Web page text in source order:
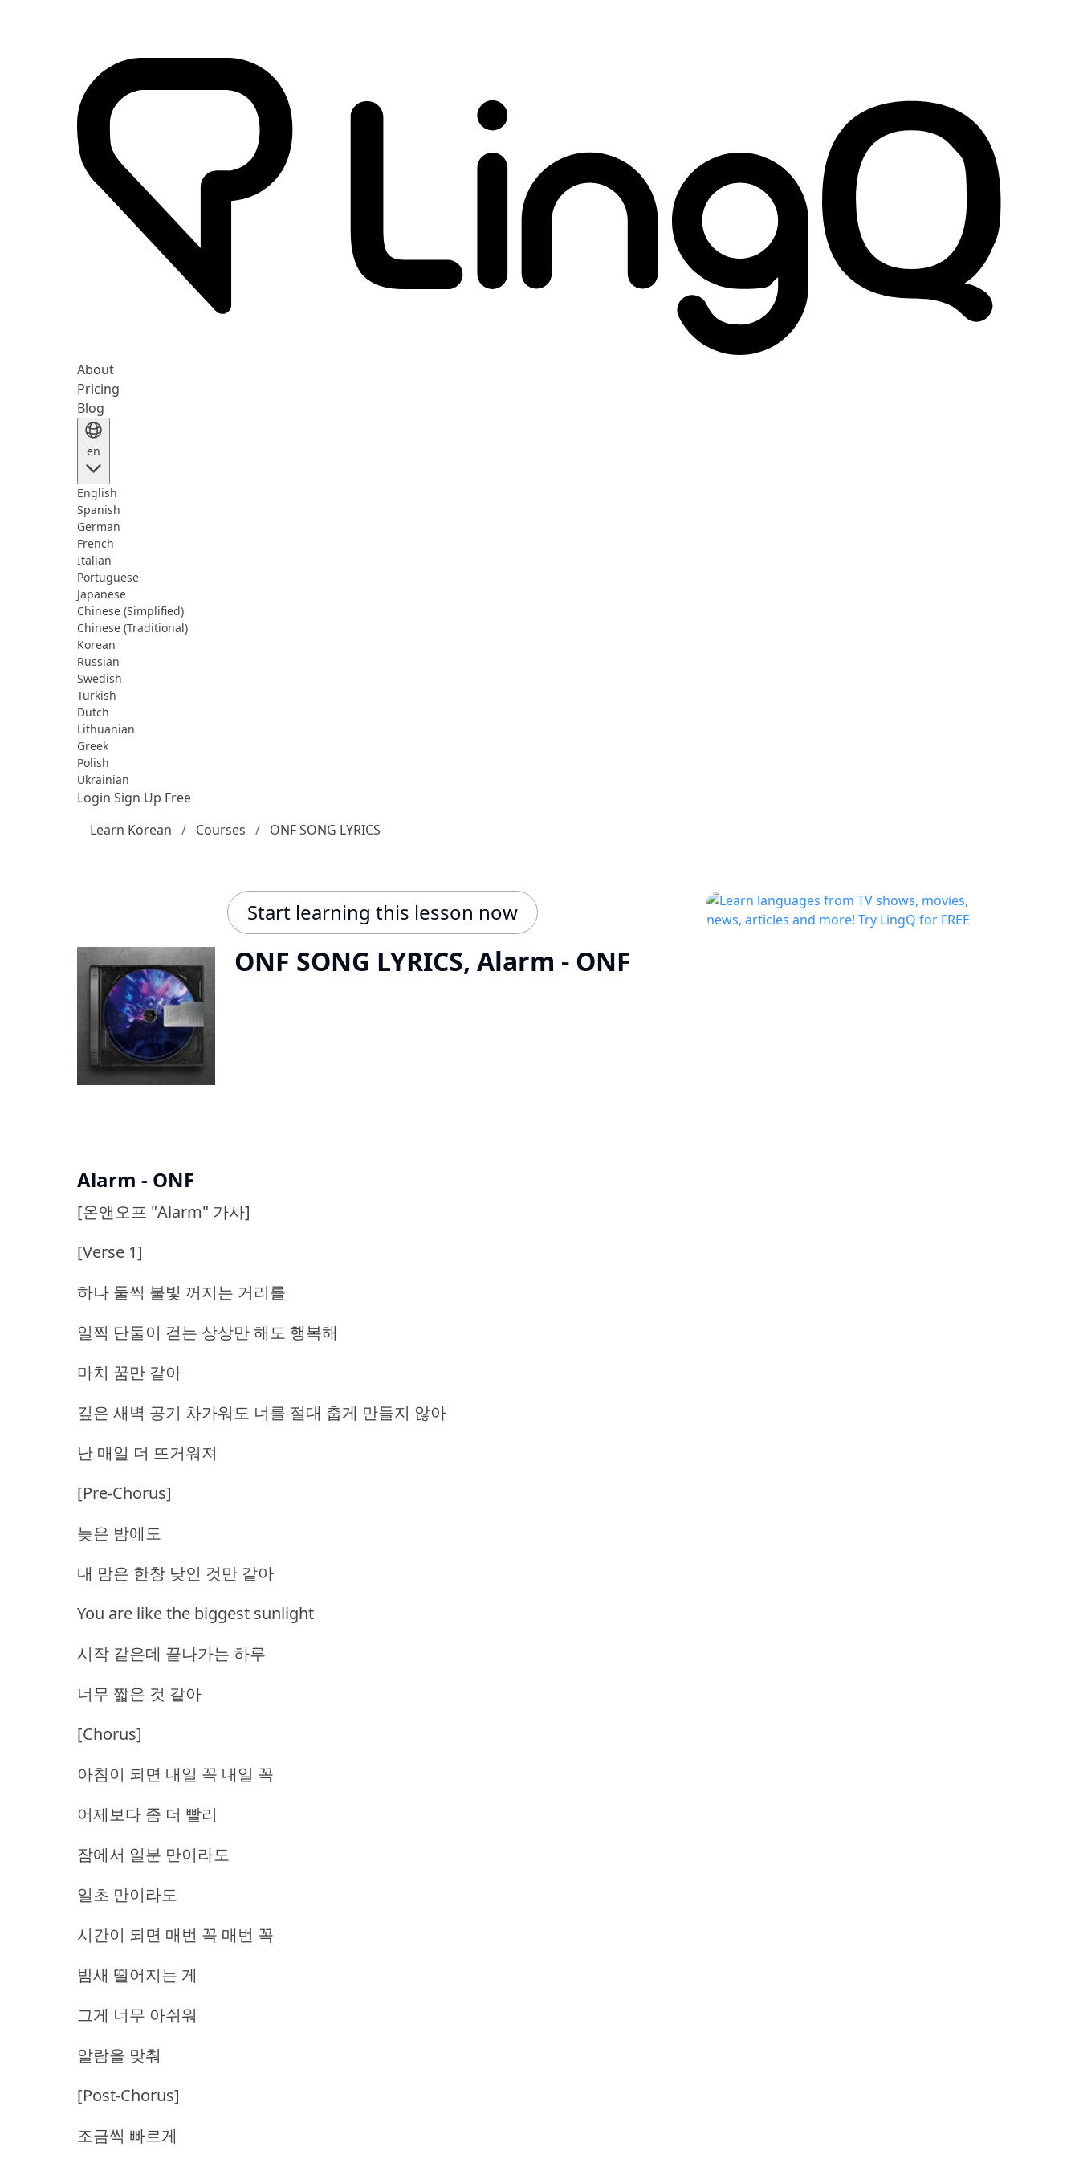
About
Pricing
Blog
en
English
Spanish
German
French
Italian
Portuguese
Japanese
Chinese (Simplified)
Chinese (Traditional)
Korean
Russian
Swedish
Turkish
Dutch
Lithuanian
Greek
Polish
Ukrainian
Login Sign Up Free
Learn Korean
Courses ONF SONG LYRICS
Start learning this lesson now
ONF SONG LYRICS, Alarm - ONF
Alarm - ONF
[온앤오프 "Alarm" 가사]
[Verse 1]
하나 둘씩 불빛 꺼지는 거리를
일찍 단둘이 걷는 상상만 해도 행복해
마치 꿈만 같아
깊은 새벽 공기 차가워도 너를 절대 춥게 만들지 않아
난 매일 더 뜨거워져
[Pre-Chorus]
늦은 밤에도
내 맘은 한창 낮인 것만 같아
You are like the biggest sunlight
시작 같은데 끝나가는 하루
너무 짧은 것 같아
[Chorus]
아침이 되면 내일 꼭 내일 꼭
어제보다 좀 더 빨리
잠에서 일분 만이라도
일초 만이라도
시간이 되면 매번 꼭 매번 꼭
밤새 떨어지는 게
그게 너무 아쉬워
알람을 맞춰
[Post-Chorus]
조금씩 빠르게